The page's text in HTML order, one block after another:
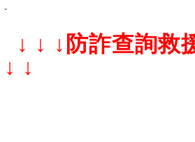
ˇ
↓ ↓ ↓ 防詐查詢救
↓ ↓